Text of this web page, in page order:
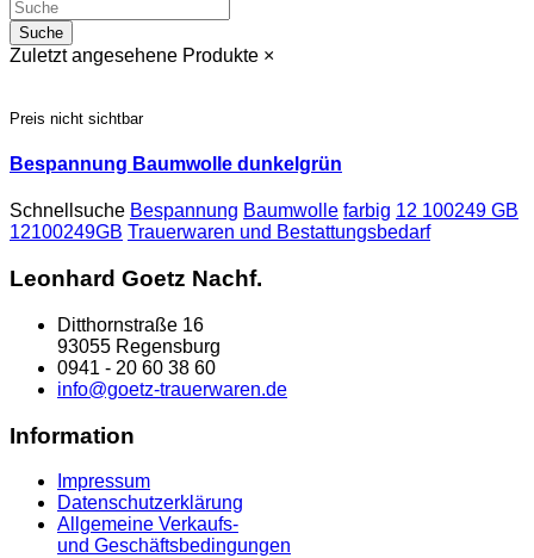
Suche
Zuletzt angesehene Produkte ×
Preis nicht sichtbar
Bespannung Baumwolle dunkelgrün
Schnellsuche Bespannung Baumwolle farbig 12 100249 GB
12100249GB Trauerwaren und Bestattungsbedarf
Leonhard Goetz Nachf.
Ditthornstraße 16
93055 Regensburg
0941 - 20 60 38 60
info@goetz-trauerwaren.de
Information
Impressum
Datenschutzerklärung
Allgemeine Verkaufs-
und Geschäftsbedingungen